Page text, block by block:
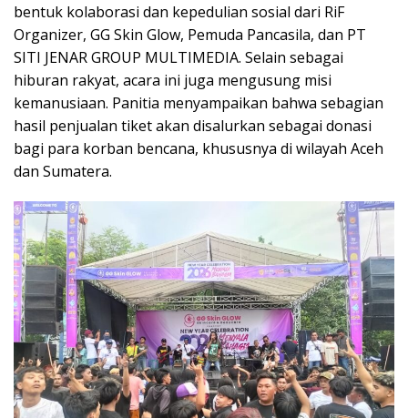
bentuk kolaborasi dan kepedulian sosial dari RiF
Organizer, GG Skin Glow, Pemuda Pancasila, dan PT
SITI JENAR GROUP MULTIMEDIA. Selain sebagai
hiburan rakyat, acara ini juga mengusung misi
kemanusiaan. Panitia menyampaikan bahwa sebagian
hasil penjualan tiket akan disalurkan sebagai donasi
bagi para korban bencana, khususnya di wilayah Aceh
dan Sumatera.